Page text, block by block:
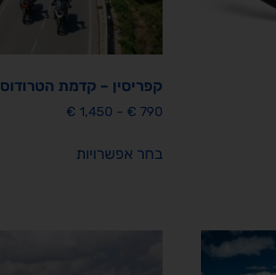
קפריסין – קדמת הטרודוס
€ 790
–
€ 1,450
בחר אפשרויות